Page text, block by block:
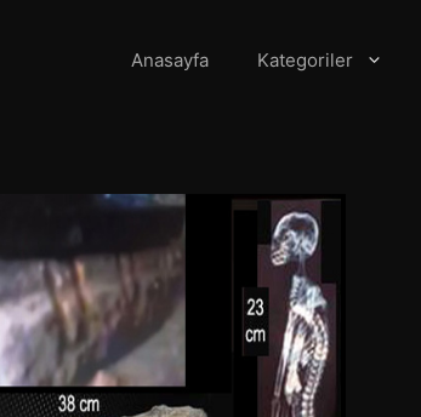
Anasayfa Kategoriler